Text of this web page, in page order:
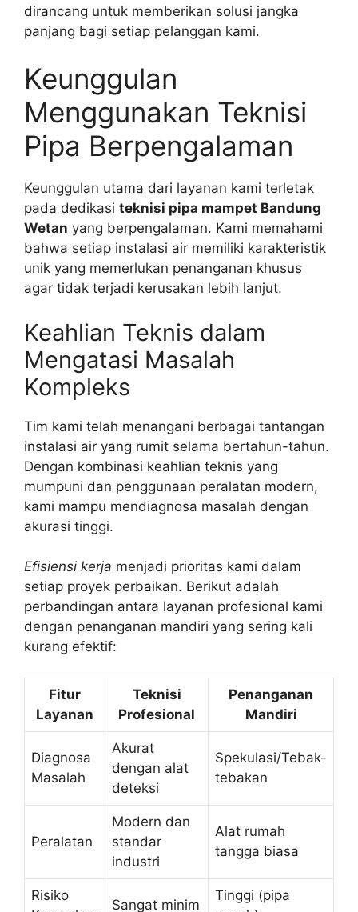
dirancang untuk memberikan solusi jangka
panjang bagi setiap pelanggan kami.
Keunggulan
Menggunakan Teknisi
Pipa Berpengalaman
Keunggulan utama dari layanan kami terletak
pada dedikasi teknisi pipa mampet Bandung
Wetan yang berpengalaman. Kami memahami
bahwa setiap instalasi air memiliki karakteristik
unik yang memerlukan penanganan khusus
agar tidak terjadi kerusakan lebih lanjut.
Keahlian Teknis dalam
Mengatasi Masalah
Kompleks
Tim kami telah menangani berbagai tantangan
instalasi air yang rumit selama bertahun-tahun.
Dengan kombinasi keahlian teknis yang
mumpuni dan penggunaan peralatan modern,
kami mampu mendiagnosa masalah dengan
akurasi tinggi.
Efisiensi kerja menjadi prioritas kami dalam
setiap proyek perbaikan. Berikut adalah
perbandingan antara layanan profesional kami
dengan penanganan mandiri yang sering kali
kurang efektif:
Fitur
Layanan
Teknisi
Profesional
Penanganan
Mandiri
Diagnosa
Masalah
Akurat
dengan alat
deteksi
Spekulasi/Tebak-
tebakan
Peralatan
Modern dan
standar
industri
Alat rumah
tangga biasa
Risiko
Sangat minim
Tinggi (pipa